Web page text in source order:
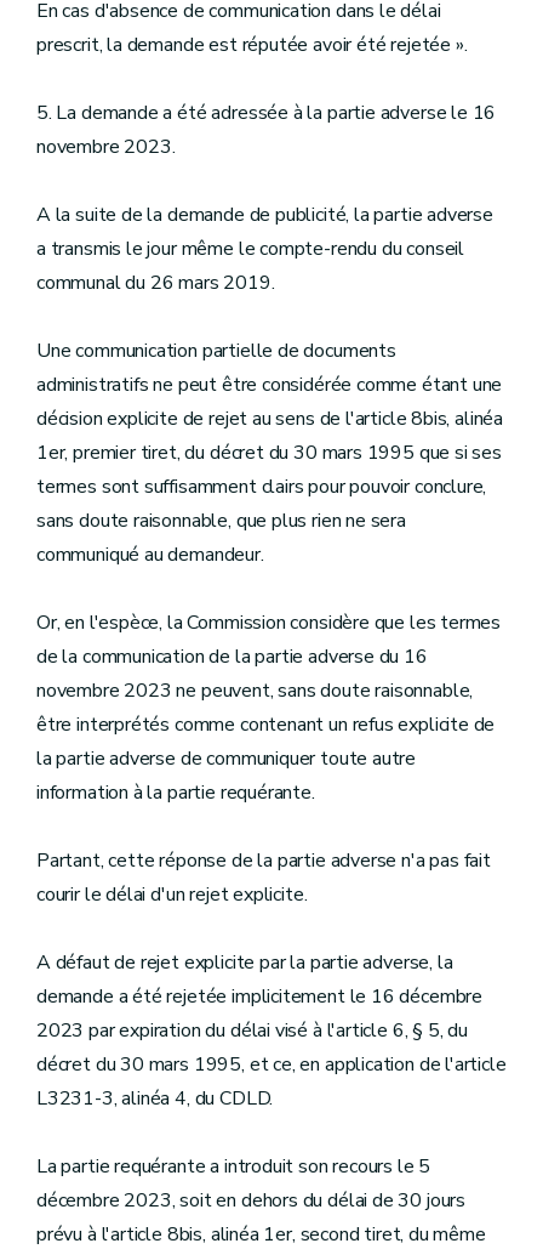
En cas d'absence de communication dans le délai
prescrit, la demande est réputée avoir été rejetée ».
5. La demande a été adressée à la partie adverse le 16
novembre 2023.
A la suite de la demande de publicité, la partie adverse
a transmis le jour même le compte-rendu du conseil
communal du 26 mars 2019.
Une communication partielle de documents
administratifs ne peut être considérée comme étant une
décision explicite de rejet au sens de l'article 8bis, alinéa
1er, premier tiret, du décret du 30 mars 1995 que si ses
termes sont suffisamment clairs pour pouvoir conclure,
sans doute raisonnable, que plus rien ne sera
communiqué au demandeur.
Or, en l'espèce, la Commission considère que les termes
de la communication de la partie adverse du 16
novembre 2023 ne peuvent, sans doute raisonnable,
être interprétés comme contenant un refus explicite de
la partie adverse de communiquer toute autre
information à la partie requérante.
Partant, cette réponse de la partie adverse n'a pas fait
courir le délai d'un rejet explicite.
A défaut de rejet explicite par la partie adverse, la
demande a été rejetée implicitement le 16 décembre
2023 par expiration du délai visé à l'article 6, § 5, du
décret du 30 mars 1995, et ce, en application de l'article
L3231-3, alinéa 4, du CDLD.
La partie requérante a introduit son recours le 5
décembre 2023, soit en dehors du délai de 30 jours
prévu à l'article 8bis, alinéa 1er, second tiret, du même